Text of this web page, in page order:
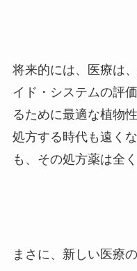
将来的には、医療は
イド・システムの評
るために最適な植物
処方する時代も遠く
も、その処方薬は全
まさに、新しい医療